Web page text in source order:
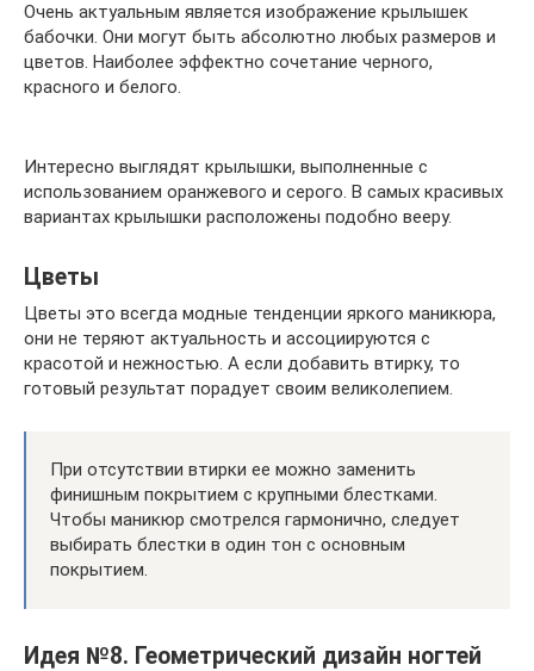
Очень актуальным является изображение крылышек
бабочки. Они могут быть абсолютно любых размеров и
цветов. Наиболее эффектно сочетание черного,
красного и белого.
Интересно выглядят крылышки, выполненные с
использованием оранжевого и серого. В самых красивых
вариантах крылышки расположены подобно вееру.
Цветы
Цветы это всегда модные тенденции яркого маникюра,
они не теряют актуальность и ассоциируются с
красотой и нежностью. А если добавить втирку, то
готовый результат порадует своим великолепием.
При отсутствии втирки ее можно заменить
финишным покрытием с крупными блестками.
Чтобы маникюр смотрелся гармонично, следует
выбирать блестки в один тон с основным
покрытием.
Идея №8. Геометрический дизайн ногтей